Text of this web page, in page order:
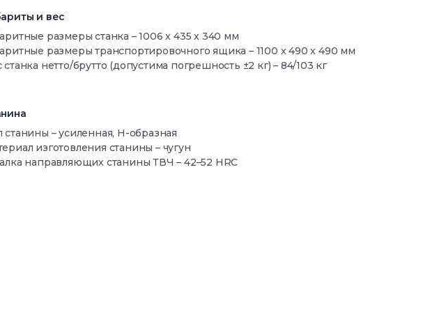
и вес
размеры станка – 1006 х 435 х 340 мм
размеры транспортировочного ящика – 1100 х 490 х 490 мм
станка нетто/брутто (допустима погрешность ±2 кг) – 84/103 кг
станины – усиленная, H-образная
изготовления станины – чугун
направляющих станины ТВЧ – 42–52 HRC